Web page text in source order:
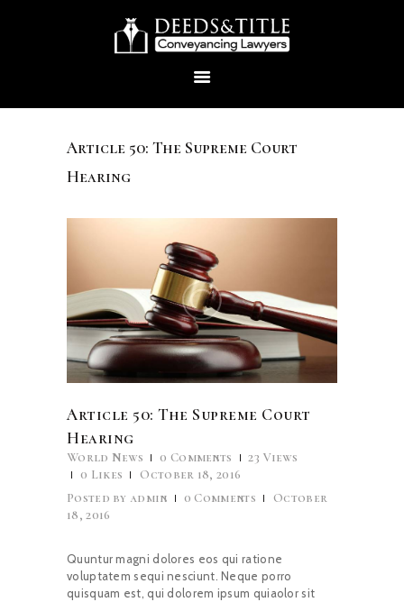
ABOUT US
SERVICES
CONTACTS
Article 50: The Supreme Court
Hearing
Article 50: The Supreme Court
Hearing
World News 0 Comments 23 Views
0 Likes
October 18, 2016
Posted by admin 0 Comments
October
18, 2016
Quuntur magni dolores eos qui ratione
voluptatem sequi nesciunt. Neque porro
quisquam est, qui dolorem ipsum quiaolor sit